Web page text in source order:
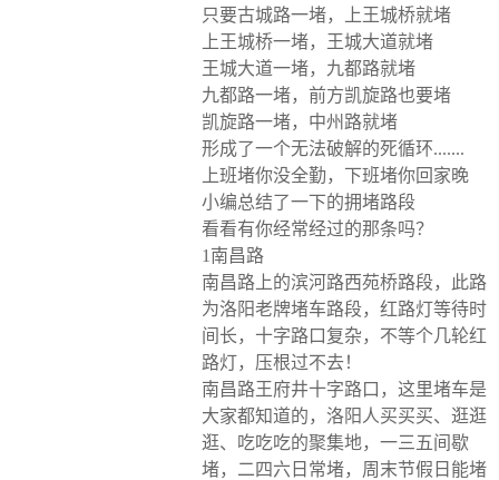
只要古城路一堵，上王城桥就堵
上王城桥一堵，王城大道就堵
王城大道一堵，九都路就堵
九都路一堵，前方凯旋路也要堵
凯旋路一堵，中州路就堵
形成了一个无法破解的死循环.......
上班堵你没全勤，下班堵你回家晚
小编总结了一下的拥堵路段
看看有你经常经过的那条吗？
1南昌路
南昌路上的滨河路西苑桥路段，此路
为洛阳老牌堵车路段，红路灯等待时
间长，十字路口复杂，不等个几轮红
路灯，压根过不去！
南昌路王府井十字路口，这里堵车是
大家都知道的，洛阳人买买买、逛逛
逛、吃吃吃的聚集地，一三五间歇
堵，二四六日常堵，周末节假日能堵